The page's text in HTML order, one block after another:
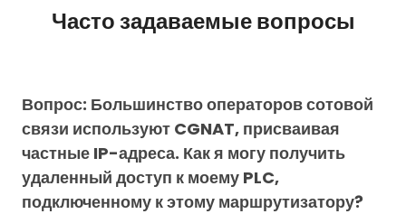
Часто задаваемые вопросы
Вопрос: Большинство операторов сотовой
связи используют CGNAT, присваивая
частные IP-адреса. Как я могу получить
удаленный доступ к моему PLC,
подключенному к этому маршрутизатору?